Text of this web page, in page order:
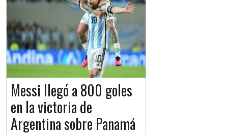
Messi llegó a 800 goles
en la victoria de
Argentina sobre Panamá